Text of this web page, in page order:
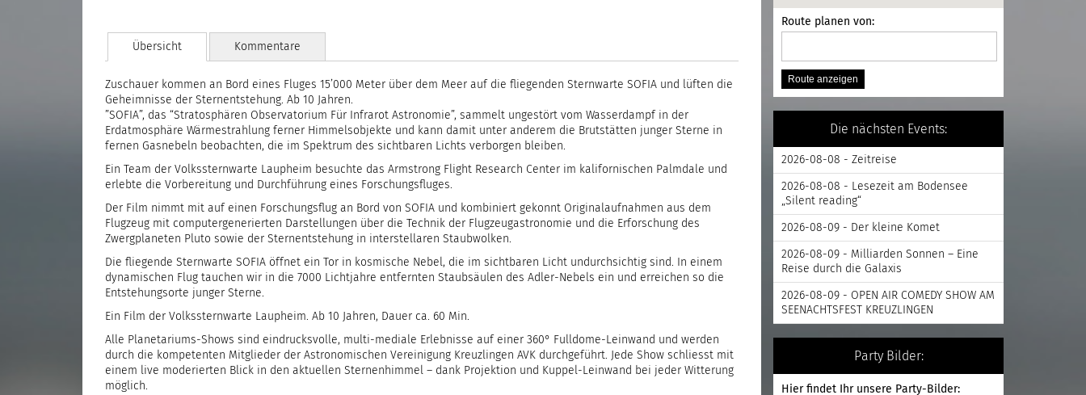
Übersicht Kommentare
Zuschauer kommen an Bord eines Fluges 15’000 Meter über dem Meer auf die fliegenden Sternwarte SOFIA und lüften die
Geheimnisse der Sternentstehung. Ab 10 Jahren.
”SOFIA”, das “Stratosphären Observatorium Für Infrarot Astronomie”, sammelt ungestört vom Wasserdampf in der
Erdatmosphäre Wärmestrahlung ferner Himmelsobjekte und kann damit unter anderem die Brutstätten junger Sterne in
fernen Gasnebeln beobachten, die im Spektrum des sichtbaren Lichts verborgen bleiben.
Ein Team der Volkssternwarte Laupheim besuchte das Armstrong Flight Research Center im kalifornischen Palmdale und
erlebte die Vorbereitung und Durchführung eines Forschungsfluges.
Der Film nimmt mit auf einen Forschungsflug an Bord von SOFIA und kombiniert gekonnt Originalaufnahmen aus dem
Flugzeug mit computergenerierten Darstellungen über die Technik der Flugzeugastronomie und die Erforschung des
Zwergplaneten Pluto sowie der Sternentstehung in interstellaren Staubwolken.
Die fliegende Sternwarte SOFIA öffnet ein Tor in kosmische Nebel, die im sichtbaren Licht undurchsichtig sind. In einem
dynamischen Flug tauchen wir in die 7000 Lichtjahre entfernten Staubsäulen des Adler-Nebels ein und erreichen so die
Entstehungsorte junger Sterne.
Ein Film der Volkssternwarte Laupheim. Ab 10 Jahren, Dauer ca. 60 Min.
Alle Planetariums-Shows sind eindrucksvolle, multi-mediale Erlebnisse auf einer 360° Fulldome-Leinwand und werden
durch die kompetenten Mitglieder der Astronomischen Vereinigung Kreuzlingen AVK durchgeführt. Jede Show schliesst mit
einem live moderierten Blick in den aktuellen Sternenhimmel – dank Projektion und Kuppel-Leinwand bei jeder Witterung
möglich.
Route planen von:
Die nächsten Events:
2026-08-08 - Zeitreise
2026-08-08 - Lesezeit am Bodensee
„Silent reading“
2026-08-09 - Der kleine Komet
2026-08-09 - Milliarden Sonnen – Eine
Reise durch die Galaxis
2026-08-09 - OPEN AIR COMEDY SHOW AM
SEENACHTSFEST KREUZLINGEN
Party Bilder:
Hier findet Ihr unsere Party-Bilder: